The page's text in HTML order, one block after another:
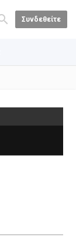
Συνδεθείτε